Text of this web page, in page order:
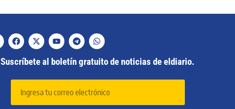
Suscríbete al boletín gratuito de noticias de eldiario.